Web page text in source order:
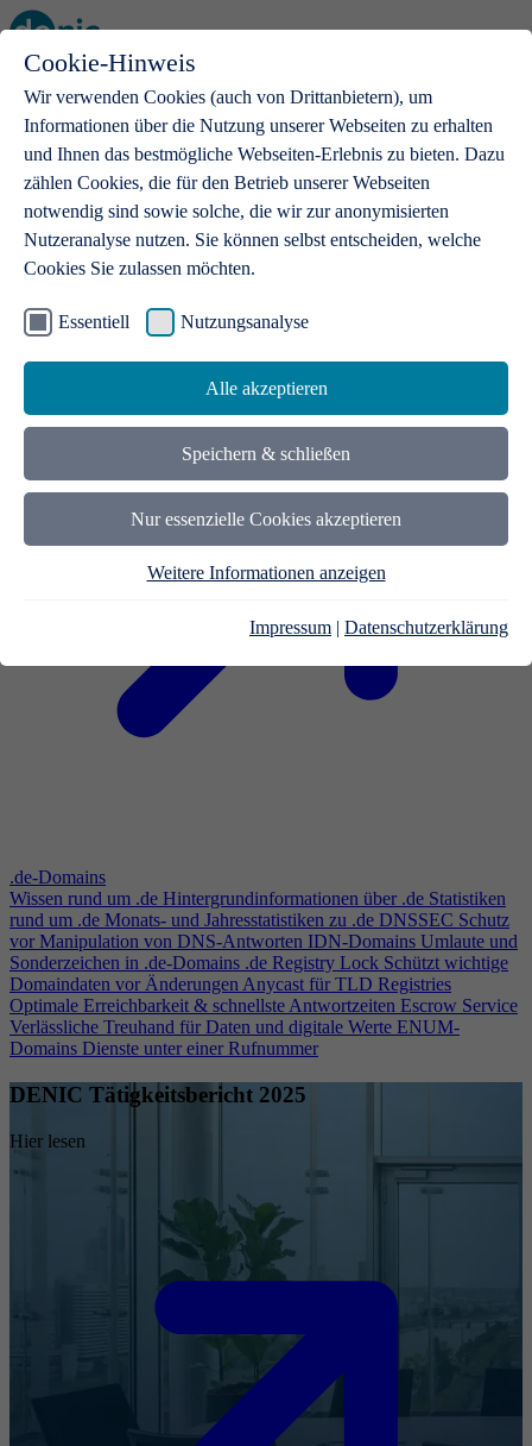
Cookie-Hinweis
Wir verwenden Cookies (auch von Drittanbietern), um
Informationen über die Nutzung unserer Webseiten zu erhalten
und Ihnen das bestmögliche Webseiten-Erlebnis zu bieten. Dazu
zählen Cookies, die für den Betrieb unserer Webseiten
notwendig sind sowie solche, die wir zur anonymisierten
Nutzeranalyse nutzen. Sie können selbst entscheiden, welche
Cookies Sie zulassen möchten.
Essentiell Nutzungsanalyse
Alle akzeptieren
Speichern & schließen
Nur essenzielle Cookies akzeptieren
Weitere Informationen anzeigen
Impressum | Datenschutzerklärung
Open main menu
.de-Domains
Mit einer .de-Domain erhalten Ideen eine Bühne
.de-Domains
Wissen rund um .de Hintergrundinformationen über .de Statistiken
rund um .de Monats- und Jahresstatistiken zu .de DNSSEC Schutz
vor Manipulation von DNS-Antworten IDN-Domains Umlaute und
Sonderzeichen in .de-Domains .de Registry Lock Schützt wichtige
Domaindaten vor ÄnderungenAnycast für TLD Registries
Optimale Erreichbarkeit & schnellste Antwortzeiten Escrow Service
Verlässliche Treuhand für Daten und digitale Werte ENUM-
Domains Dienste unter einer Rufnummer
DENIC Tätigkeitsbericht 2025
Hier lesen